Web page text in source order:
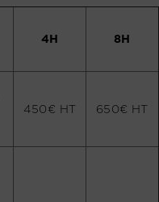
4H 8H
450€ HT 650€ HT